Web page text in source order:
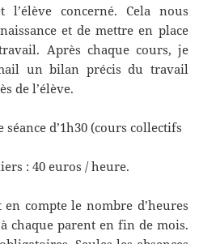
l’élève concerné. Cela nous
et de mettre en place
Après chaque cours, je
un bilan précis du travail
de l’élève.
d’1h30 (cours collectifs
: 40 euros / heure.
compte le nombre d’heures
chaque parent en fin de mois.